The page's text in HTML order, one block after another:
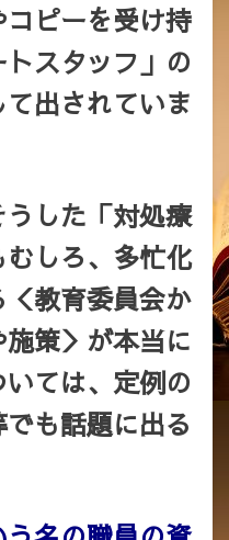
ピーを受け持
スタッフ」の
出されていま
した「対処療
しろ、多忙化
教育委員会か
策＞が本当に
ては、定例の
も話題に出る